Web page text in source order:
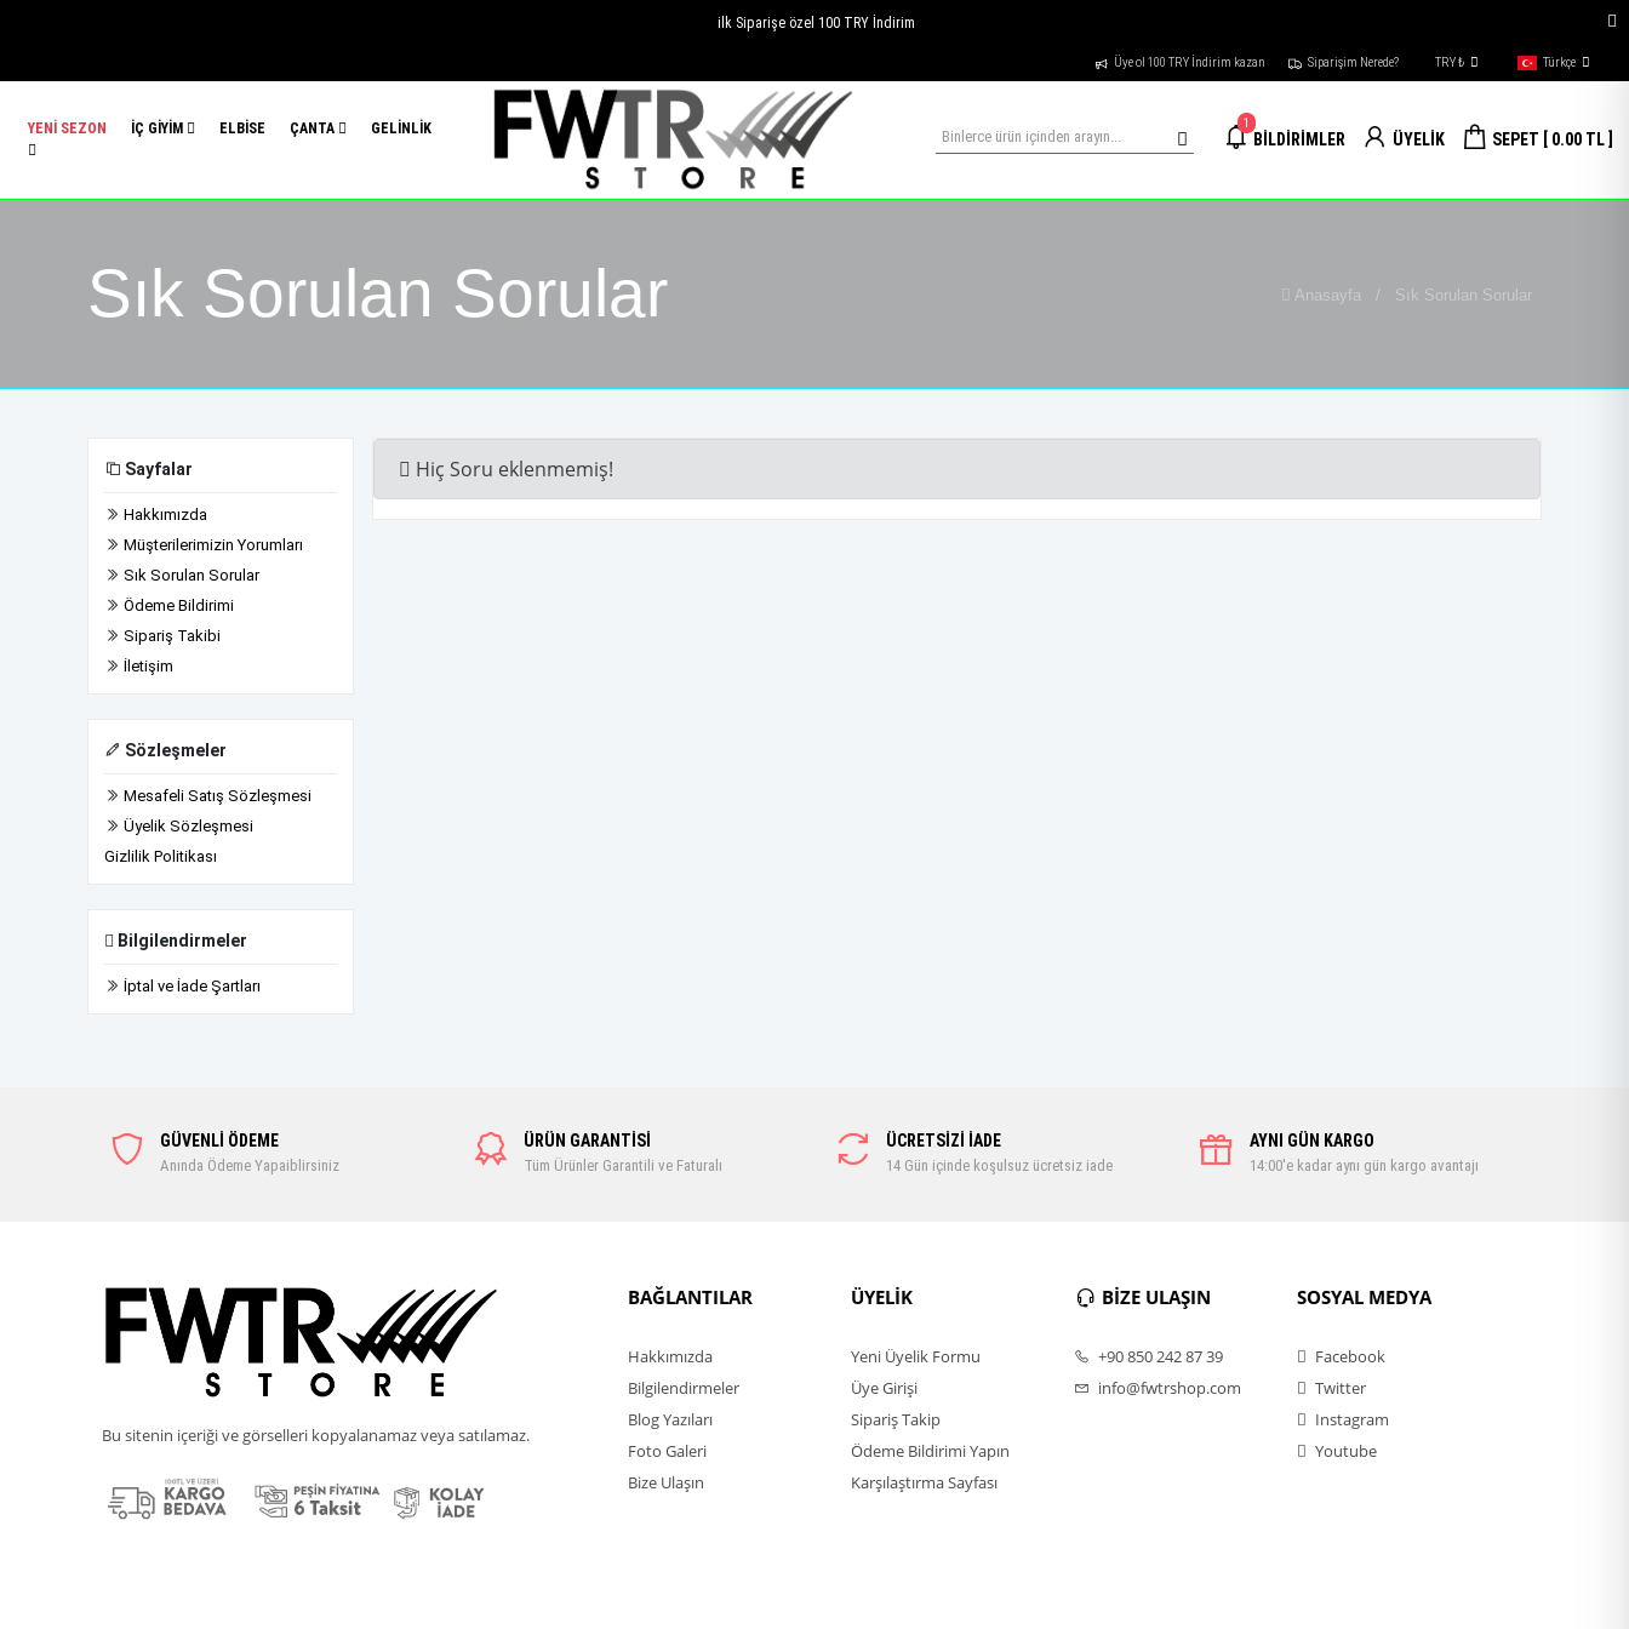
ilk Siparişe özel 100 TRY İndirim
Üye ol 100 TRY İndirim kazan Siparişim Nerede? TRY ₺ Türkçe
YENİ SEZON İÇ GİYİM ELBİSE ÇANTA GELİNLİK 1
BİLDİRİMLER ÜYELİK SEPET [ 0.00 TL ]
Sık Sorulan Sorular Anasayfa / Sık Sorulan Sorular
Sayfalar
Hakkımızda
Müşterilerimizin Yorumları
Sık Sorulan Sorular
Ödeme Bildirimi
Sipariş Takibi
İletişim
Sözleşmeler
Mesafeli Satış Sözleşmesi
Üyelik Sözleşmesi
Gizlilik Politikası
Bilgilendirmeler
İptal ve İade Şartları
Hiç Soru eklenmemiş!
GÜVENLİ ÖDEME
Anında Ödeme Yapaiblirsiniz
ÜRÜN GARANTİSİ
Tüm Ürünler Garantili ve Faturalı
ÜCRETSİZİ İADE
14 Gün içinde koşulsuz ücretsiz iade
AYNI GÜN KARGO
14:00'e kadar aynı gün kargo avantajı
Bu sitenin içeriği ve görselleri kopyalanamaz veya satılamaz.
BAĞLANTILAR
Hakkımızda
Bilgilendirmeler
Blog Yazıları
Foto Galeri
Bize Ulaşın
ÜYELİK
Yeni Üyelik Formu
Üye Girişi
Sipariş Takip
Ödeme Bildirimi Yapın
Karşılaştırma Sayfası
BİZE ULAŞIN
+90 850 242 87 39
info@fwtrshop.com
SOSYAL MEDYA
Facebook
Twitter
Instagram
Youtube